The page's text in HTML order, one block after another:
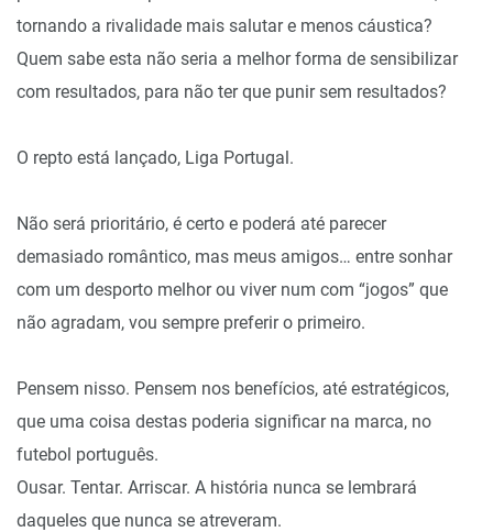
tornando a rivalidade mais salutar e menos cáustica?
Quem sabe esta não seria a melhor forma de sensibilizar
com resultados, para não ter que punir sem resultados?
O repto está lançado, Liga Portugal.
Não será prioritário, é certo e poderá até parecer
demasiado romântico, mas meus amigos… entre sonhar
com um desporto melhor ou viver num com “jogos” que
não agradam, vou sempre preferir o primeiro.
Pensem nisso. Pensem nos benefícios, até estratégicos,
que uma coisa destas poderia significar na marca, no
futebol português.
Ousar. Tentar. Arriscar. A história nunca se lembrará
daqueles que nunca se atreveram.